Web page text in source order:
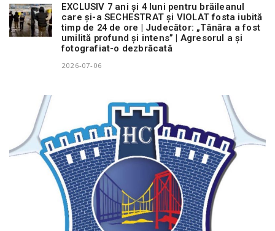
EXCLUSIV 7 ani și 4 luni pentru brăileanul
care și-a SECHESTRAT și VIOLAT fosta iubită
timp de 24 de ore | Judecător: „Tânăra a fost
umilită profund și intens” | Agresorul a și
fotografiat-o dezbrăcată
2026-07-06